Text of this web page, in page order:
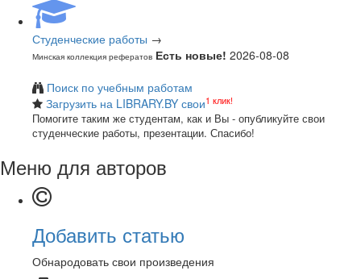
Студенческие работы →
Минская коллекция рефератов Есть новые! 2026-08-08
Поиск по учебным работам
Загрузить на LIBRARY.BY свои1 клик!
Помогите таким же студентам, как и Вы - опубликуйте свои
студенческие работы, презентации. Спасибо!
Меню для авторов
Добавить статью
Обнародовать свои произведения